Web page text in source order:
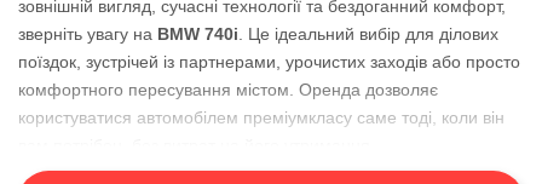
зовнішній вигляд, сучасні технології та бездоганний комфорт,
зверніть увагу на BMW 740i . Це ідеальний вибір для ділових
поїздок, зустрічей із партнерами, урочистих заходів або просто
комфортного пересування містом. Оренда дозволяє
користуватися автомобілем преміумкласу саме тоді, коли він